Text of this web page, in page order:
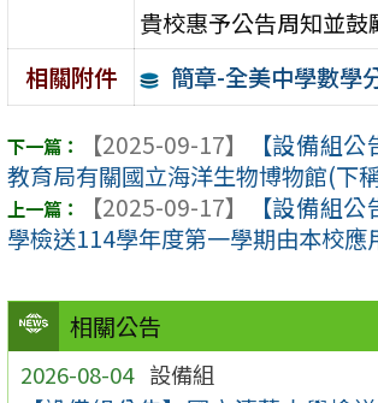
相關公告
2026-08-04 設備組
貴校惠予公告周知並鼓
相關附件
簡章-全美中學數學
【2025-09-17】
【設備組
教育局有關國立海洋生物博物館(下
【2025-09-17】
【設備組
學檢送114學年度第一學期由本校應